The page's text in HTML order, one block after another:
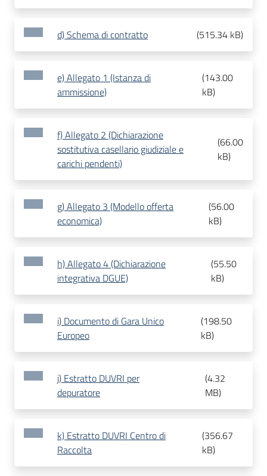
d) Schema di contratto (515.34 kB)
e) Allegato 1 (Istanza di
ammissione)
(143.00
kB)
f) Allegato 2 (Dichiarazione
sostitutiva casellario giudiziale e
carichi pendenti)
(66.00
kB)
g) Allegato 3 (Modello offerta
economica)
(56.00
kB)
h) Allegato 4 (Dichiarazione
integrativa DGUE)
(55.50
kB)
i) Documento di Gara Unico
Europeo
(198.50
kB)
j) Estratto DUVRI per
depuratore
(4.32
MB)
k) Estratto DUVRI Centro di
Raccolta
(356.67
kB)